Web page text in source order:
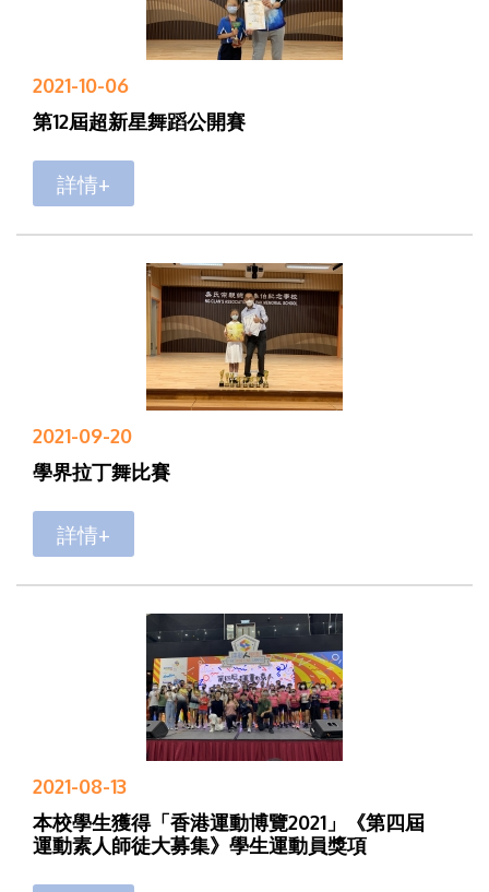
2021-10-06
第12屆超新星舞蹈公開賽
詳情+
2021-09-20
學界拉丁舞比賽
詳情+
2021-08-13
本校學生獲得「香港運動博覽2021」《第四屆
運動素人師徒大募集》學生運動員獎項